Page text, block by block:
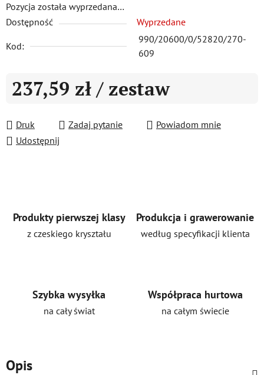
Pozycja została wyprzedana…
Dostępność
Wyprzedane
Kod:
990/20600/0/52820/270-
609
237,59 zł / zestaw
Druk
Zadaj pytanie
Powiadom mnie
Udostępnij
Produkty pierwszej klasy
z czeskiego kryształu
Produkcja i grawerowanie
według specyfikacji klienta
Szybka wysyłka
na cały świat
Współpraca hurtowa
na całym świecie
Opis